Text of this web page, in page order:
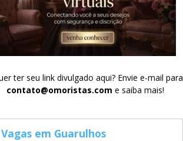
ter seu link divulgado aqui? Envie e-mail para
contato@omoristas.com e saiba mais!
Vagas em Guarulhos